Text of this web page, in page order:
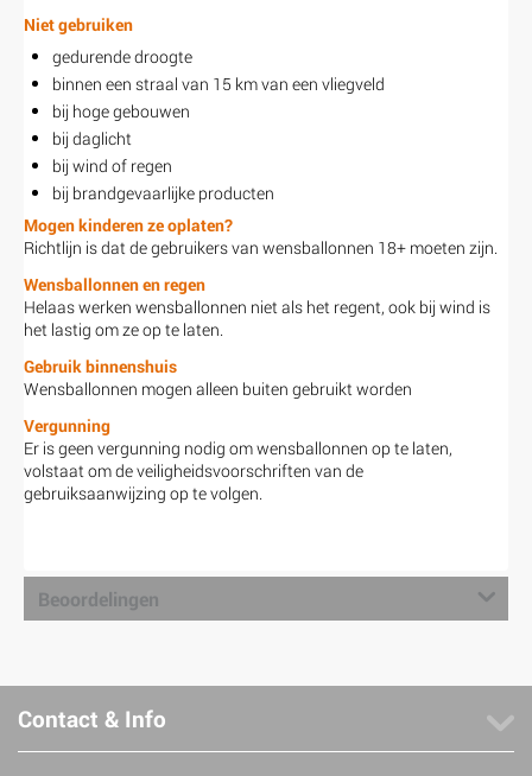
Niet gebruiken
gedurende droogte
binnen een straal van 15 km van een vliegveld
bij hoge gebouwen
bij daglicht
bij wind of regen
bij brandgevaarlijke producten
Mogen kinderen ze oplaten?
Richtlijn is dat de gebruikers van wensballonnen 18+ moeten zijn.
Wensballonnen en regen
Helaas werken wensballonnen niet als het regent, ook bij wind is
het lastig om ze op te laten.
Gebruik binnenshuis
Wensballonnen mogen alleen buiten gebruikt worden
Vergunning
Er is geen vergunning nodig om wensballonnen op te laten,
volstaat om de veiligheidsvoorschriften van de
gebruiksaanwijzing op te volgen.
Beoordelingen
Contact & Info